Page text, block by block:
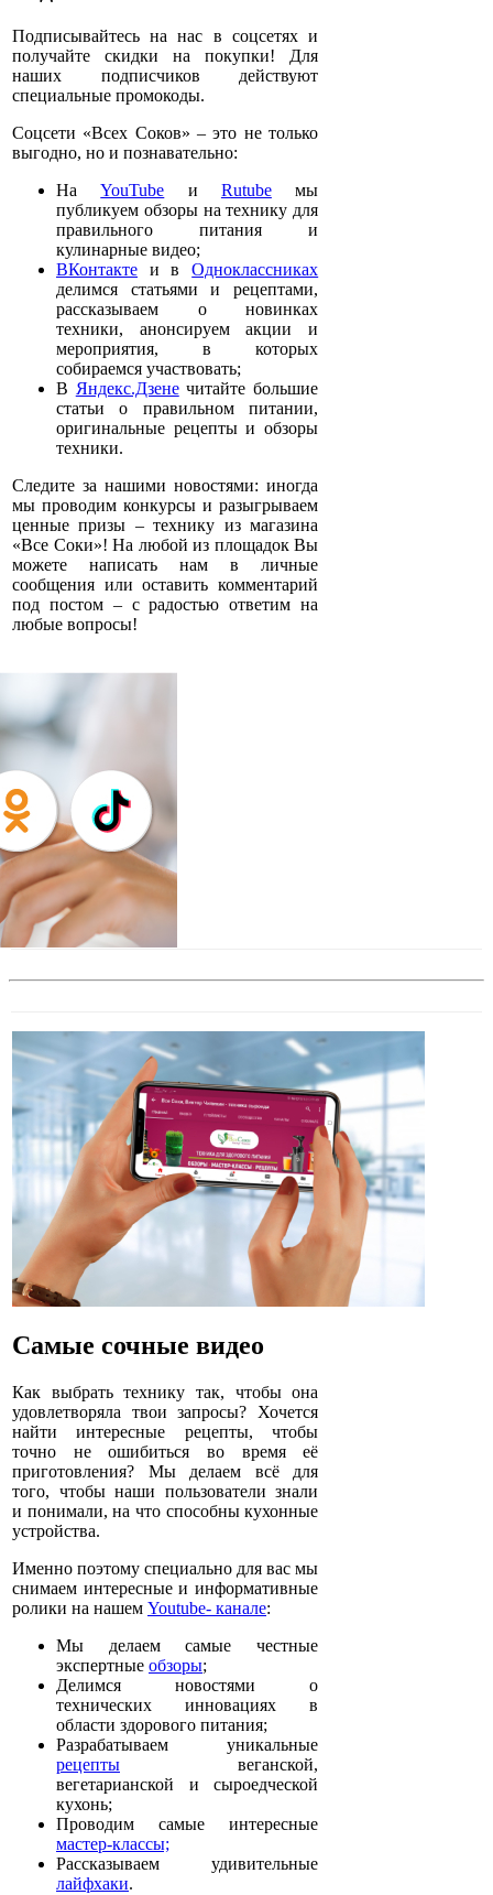
Подписывайтесь на нас в соцсетях и
получайте скидки на покупки! Для
наших подписчиков действуют
специальные промокоды.
Соцсети «Всех Соков» – это не только
выгодно, но и познавательно:
НаYouTube и Rutubeмы
публикуем обзоры на технику для
правильного питания и
кулинарные видео;
ВКонтакте и вОдноклассниках
делимся статьями и рецептами,
рассказываем о новинках
техники, анонсируем акции и
мероприятия, в которых
собираемся участвовать;
В Яндекс.Дзенечитайте большие
статьи о правильном питании,
оригинальные рецепты и обзоры
техники.
Следите за нашими новостями: иногда
мы проводим конкурсы и разыгрываем
ценные призы – технику из магазина
«Все Соки»! На любой из площадок Вы
можете написать нам в личные
сообщения или оставить комментарий
под постом – с радостью ответим на
любые вопросы!
Самые сочные видео
Как выбрать технику так, чтобы она
удовлетворяла твои запросы? Хочется
найти интересные рецепты, чтобы
точно не ошибиться во время её
приготовления? Мы делаем всё для
того, чтобы наши пользователи знали
и понимали, на что способны кухонные
устройства.
Именно поэтому специально для вас мы
снимаем интересные и информативные
ролики на нашем Youtube- канале:
Мы делаем самые честные
экспертные обзоры;
Делимся новостями о
технических инновациях в
области здорового питания;
Разрабатываем уникальные
рецепты веганской,
вегетарианской и сыроедческой
кухонь;
Проводим самые интересные
мастер-классы;
Рассказываем удивительные
лайфхаки.